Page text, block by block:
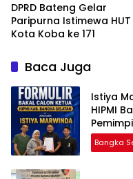
DPRD Bateng Gelar
Paripurna Istimewa HUT
Kota Koba ke 171
Baca Juga
Istiya
HIPMI
Bangka